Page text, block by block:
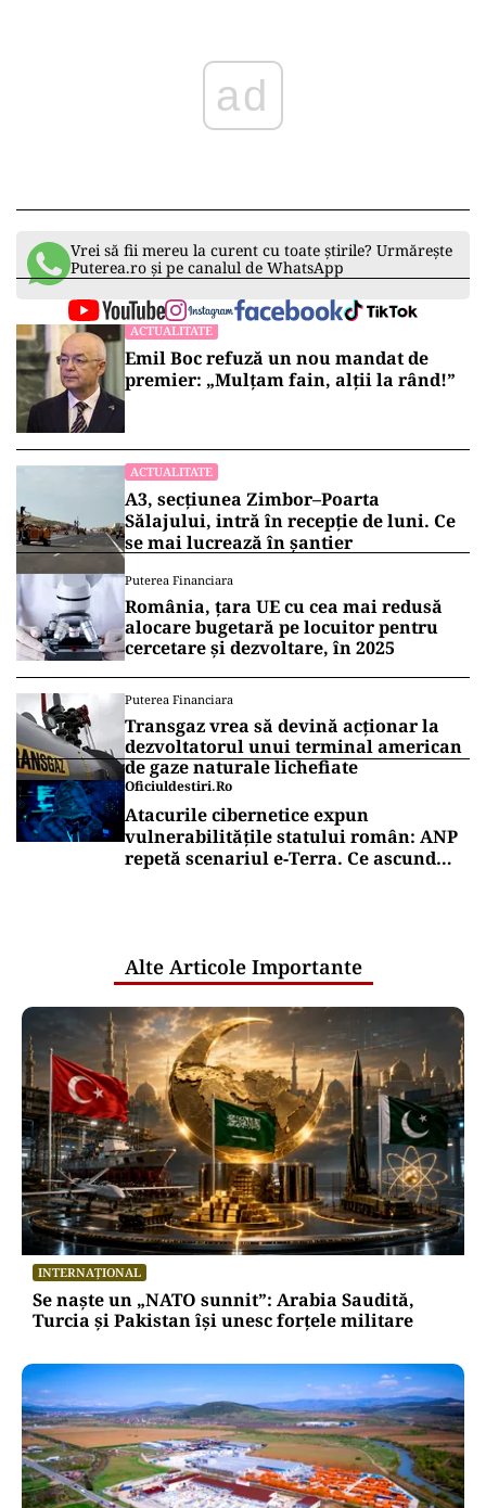
ad
Vrei să fii mereu la curent cu toate știrile? Urmărește
Puterea.ro și pe canalul de WhatsApp
ACTUALITATE
Emil Boc refuză un nou mandat de
premier: „Mulțam fain, alții la rând!”
ACTUALITATE
A3, secțiunea Zimbor–Poarta
Sălajului, intră în recepție de luni. Ce
se mai lucrează în șantier
Puterea Financiara
România, țara UE cu cea mai redusă
alocare bugetară pe locuitor pentru
cercetare și dezvoltare, în 2025
Puterea Financiara
Transgaz vrea să devină acționar la
dezvoltatorul unui terminal american
de gaze naturale lichefiate
Oficiuldestiri.ro
Atacurile cibernetice expun
vulnerabilitățile statului român: ANP
repetă scenariul e‑Terra. Ce ascund
Alte Articole Importante
INTERNAȚIONAL
Se naște un „NATO sunnit”: Arabia Saudită,
Turcia și Pakistan își unesc forțele militare